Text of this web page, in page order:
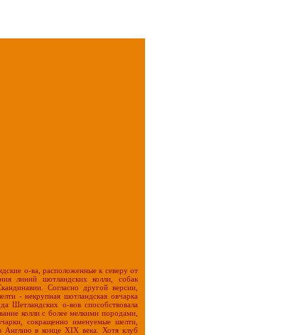
о-ва, расположенные к северу от
линий шотландских колли, собак
Согласно другой версии,
- некрупная шотландская овчарка
Шетландских о-вов способствовала
колли с более мелкими породами,
сокращенно именуемые шелти,
Англию в конце XIX века. Хотя клуб